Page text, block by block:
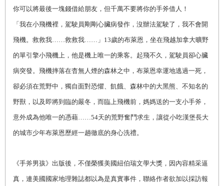
你可以將最後一塊錢借給朋友，但千萬不要將你的手斧借人！
「我在小飛機裡，駕駛員剛剛心臟病發作，沒辦法駕駛了，我不會開
飛機。救救我……救救我……」13歲的布萊恩，坐在飛越加拿大曠野
的單引擎小飛機上，他是機上唯一的乘客。起飛不久，駕駛員卻心臟
病突發。飛機摔落在杳無人煙的森林之中，布萊恩幸運地逃過一死，
卻必須在荒野中，獨自面對恐懼、飢餓、森林中的大黑熊、不知名的
野獸，以及即將到臨的嚴冬，而臨上飛機前，媽媽送的一支小手斧，
意外成為他唯一的憑藉……54天的荒野奮鬥求生，讓從小吃漢堡長大
的城市少年布萊恩歷經一趟徹底的身心洗禮。
《手斧男孩》出版後，不僅榮獲美國紐伯瑞文學大獎，因內容精采逼
真，連美國國家地理雜誌都以為是真實事件，聯絡作者欲加以採訪報